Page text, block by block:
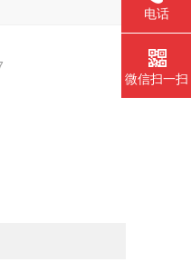
电话
微信扫一扫